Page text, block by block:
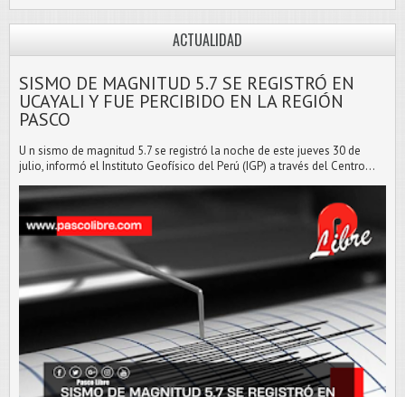
ACTUALIDAD
SISMO DE MAGNITUD 5.7 SE REGISTRÓ EN
UCAYALI Y FUE PERCIBIDO EN LA REGIÓN
PASCO
U n sismo de magnitud 5.7 se registró la noche de este jueves 30 de
julio, informó el Instituto Geofísico del Perú (IGP) a través del Centro...